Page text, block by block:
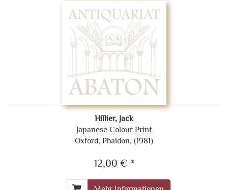
Hillier, Jack
Japanese Colour Print
Oxford, Phaidon, (1981)
12,00 € *